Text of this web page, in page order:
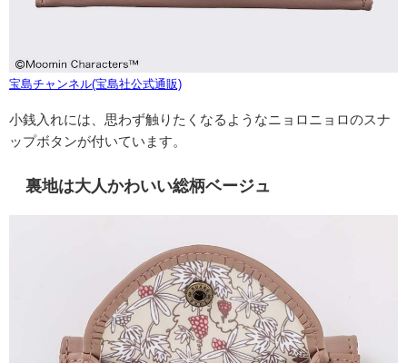
宝島チャンネル(宝島社公式通販)
小銭入れには、思わず触りたくなるようなニョロニョロのスナ
ップボタンが付いています。
裏地は大人かわいい総柄ベージュ